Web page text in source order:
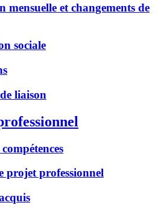
mensuelle et changements de
sociale
liaison
projet professionnel